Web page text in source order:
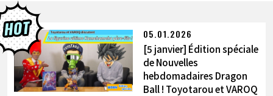
DRAGON BALL: Sparking! ZERO
BANDAI
05.01.2026
[5 janvier] Édition spéciale
de Nouvelles
hebdomadaires Dragon
Ball ! Toyotarou et VAROQ